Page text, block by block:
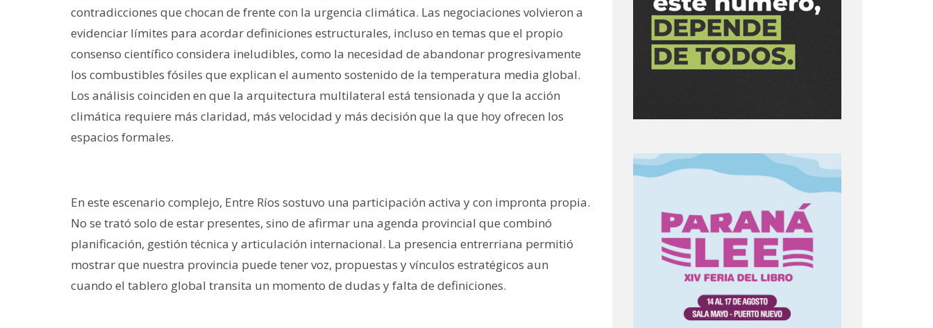
contradicciones que chocan de frente con la urgencia climática. Las negociaciones volvieron a
evidenciar límites para acordar definiciones estructurales, incluso en temas que el propio
consenso científico considera ineludibles, como la necesidad de abandonar progresivamente
los combustibles fósiles que explican el aumento sostenido de la temperatura media global.
Los análisis coinciden en que la arquitectura multilateral está tensionada y que la acción
climática requiere más claridad, más velocidad y más decisión que la que hoy ofrecen los
espacios formales.
En este escenario complejo, Entre Ríos sostuvo una participación activa y con impronta propia.
No se trató solo de estar presentes, sino de afirmar una agenda provincial que combinó
planificación, gestión técnica y articulación internacional. La presencia entrerriana permitió
mostrar que nuestra provincia puede tener voz, propuestas y vínculos estratégicos aun
cuando el tablero global transita un momento de dudas y falta de definiciones.